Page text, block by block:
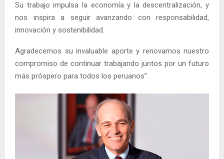
Su trabajo impulsa la economía y la descentralización, y
nos inspira a seguir avanzando con responsabilidad,
innovación y sostenibilidad.
Agradecemos su invaluable aporte y renovamos nuestro
compromiso de continuar trabajando juntos por un futuro
más próspero para todos los peruanos”.